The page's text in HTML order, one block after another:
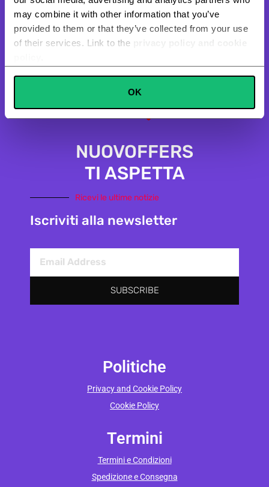
may combine it with other information that you’ve
provided to them or that they’ve collected from your use
of their services. Link to the
privacy policy and cookie
OK
NUOVOFFERS
TI ASPETTA
Ricevi le ultime notizie
Iscriviti alla newsletter
SUBSCRIBE
Politiche
Privacy and Cookie Policy
Cookie Policy
Termini
Termini e Condizioni
Spedizione e Consegna